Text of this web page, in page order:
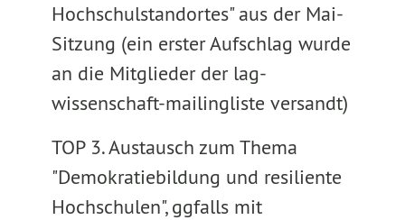
Hochschulstandortes" aus der Mai-
Sitzung (ein erster Aufschlag wurde
an die Mitglieder der lag-
wissenschaft-mailingliste versandt)
TOP 3. Austausch zum Thema
"Demokratiebildung und resiliente
Hochschulen", ggfalls mit